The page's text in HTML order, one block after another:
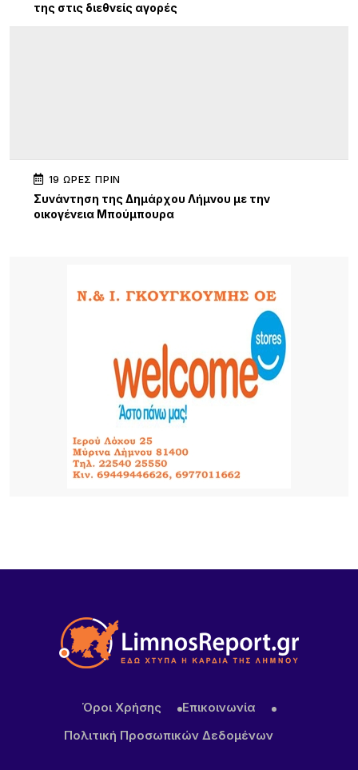
της στις διεθνείς αγορές
19 ΏΡΕΣ ΠΡΙΝ
Συνάντηση της Δημάρχου Λήμνου με την
οικογένεια Μπούμπουρα
συνεργασίες και διακρίσεις
«Όταν η Αγάπη Πλημμυρίζει την Πόλη»: Συναυλία
ελπίδας, πίστης και προσφοράς από την Ιερά
Μητρόπολη Λήμνου
1 ΗΜΈΡΑ ΠΡΙΝ
Εθελοντές ένωσαν τις δυνάμεις τους για μια
καθαρότερη Αγία Βαρβάρα στη Λήμνο
Όροι Χρήσης
Επικοινωνία
Πολιτική Προσωπικών Δεδομένων